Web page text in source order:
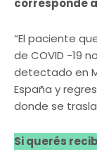
corresponde
“El paciente
de COVID -19
detectado en
España y
donde se
Si querés